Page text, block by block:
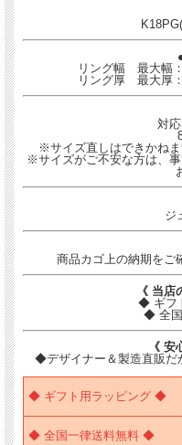
リング幅 最大幅
リング厚 最大厚
対
※サイズ直しはできかねま
※サイズがご不安な方は、
ジ
商品カゴ上の納期をご
《 当店
◆ ギフ
◆ 全
《 安
◆デザイナー＆製造直販だ
◆ ギフト用ラッピング ◆
◆ 全国一律送料無料 ◆